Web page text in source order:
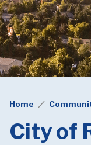
Home
City of